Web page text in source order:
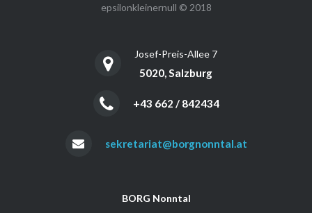
epsilonkleinernull © 2018
Josef-Preis-Allee 7
5020, Salzburg
+43 662 / 842434
sekretariat@borgnonntal.at
BORG Nonntal